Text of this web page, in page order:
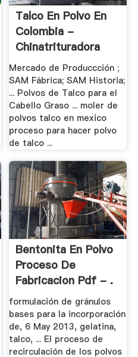
Talco En Polvo En
Colombia -
Chinatrituradora
Mercado de Produccción ;
SAM Fábrica; SAM Historia;
... Polvos de Talco para el
Cabello Graso ... moler de
polvos talco en mexico
proceso para hacer polvo
de talco ...
Bentonita En Polvo
Proceso De
Fabricacion Pdf - .
formulación de gránulos
bases para la incorporación
de, 6 May 2013, gelatina,
talco, ... El proceso de
recirculación de los polvos